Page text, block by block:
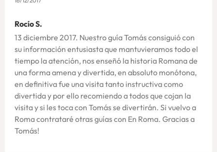
Rocío S.
13 diciembre 2017. Nuestro guía Tomás consiguió con
su información entusiasta que mantuvieramos todo el
tiempo la atención, nos enseñó la historia Romana de
una forma amena y divertida, en absoluto monótona,
en definitiva fue una visita tanto instructiva como
divertida y por ello recomiendo a todos que cojan la
visita y si les toca con Tomás se divertirán. Si vuelvo a
Roma contrataré otras guías con En Roma. Gracias a
Tomás!